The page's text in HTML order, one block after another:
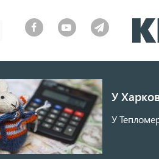
У
У